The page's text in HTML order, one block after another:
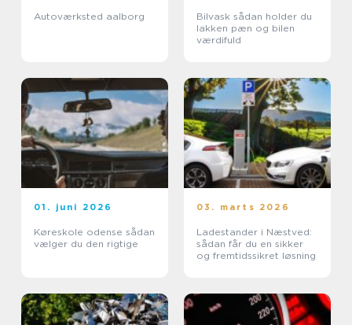
Autoværksted aalborg
Bilvask sådan holder du
lakken pæn og bilen
værdifuld
01. juni 2026
Køreskole odense sådan
vælger du den rigtige
03. marts 2026
Ladestander i Næstved:
sådan får du en sikker
og fremtidssikret løsning